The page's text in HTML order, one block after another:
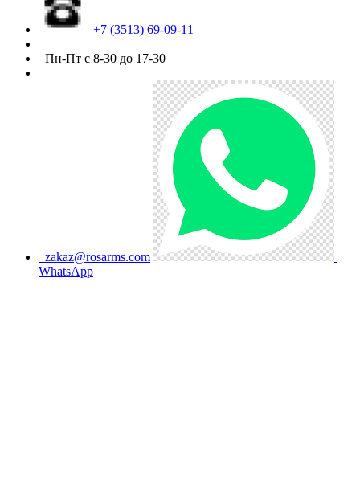
+7 (3513) 69-09-11
Пн-Пт с 8-30 до 17-30
zakaz@rosarms.com
WhatsApp